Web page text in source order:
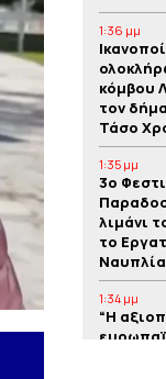
1:36 μμ
κόμβου
τον
Τάσο
1:35 μμ
3o
λιμάνι
το
1:34 μμ
“Η